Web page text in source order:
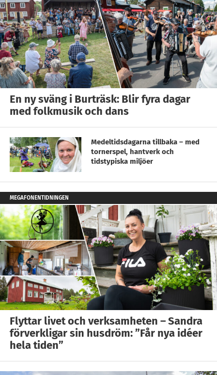
En ny sväng i Burträsk: Blir fyra dagar
med folkmusik och dans
Medeltidsdagarna tillbaka – med
tornerspel, hantverk och
tidstypiska miljöer
MEGAFONENTIDNINGEN
Flyttar livet och verksamheten – Sandra
förverkligar sin husdröm: ”Får nya idéer
hela tiden”